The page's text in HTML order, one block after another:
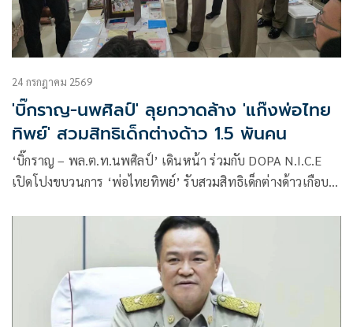
24 กรกฎาคม 2569
'บิ๊กราญ-นพศิลป์' ลุยกวาดล้าง 'แก๊งพ่อไทย
ทิพย์' สวมสิทธิเด็กต่างด้าว 1.5 พันคน
‘บิ๊กราญ – พล.ต.ท.นพศิลป์’ เดินหน้า ร่วมกับ DOPA N.I.C.E
เปิดโปงขบวนการ ‘พ่อไทยทิพย์’ รับสวมสิทธิเด็กต่างด้าวเกือบ